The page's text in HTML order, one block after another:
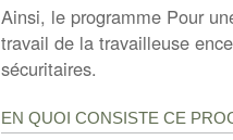
Ainsi, le programme Pour
travail de la travailleuse
sécuritaires.
EN QUOI CONSISTE CE